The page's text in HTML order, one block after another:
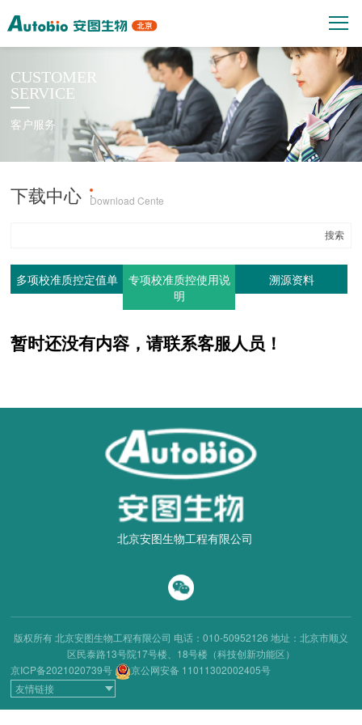
CUSTOMER
SERVICE
客户服务
下载中心 ·Download Cente
多项校准质控定值单
专项校准质控使用说
明
溯源资料
暂时还没有内容，请联系客服人员！
北京安图生物工程有限公司
版权所有 北京安图生物工程有限公司 电话：010-50952126 地址：北京市顺义
区民泰路13号院17号楼、18号楼（科技创新功能区）
京ICP备2021020739号
京公网安备 11011302002405号